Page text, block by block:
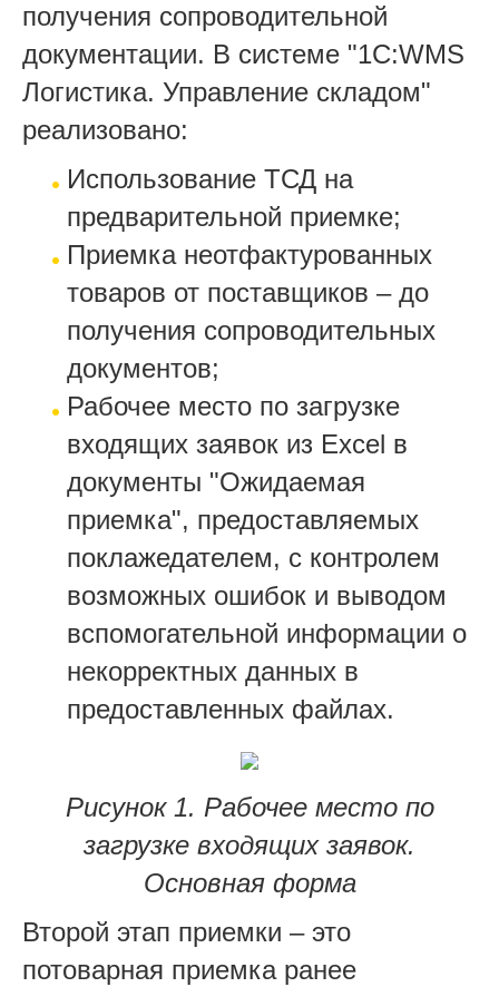
получения сопроводительной
документации. В системе "1С:WMS
Логистика. Управление складом"
реализовано:
Использование ТСД на
предварительной приемке;
Приемка неотфактурованных
товаров от поставщиков – до
получения сопроводительных
документов;
Рабочее место по загрузке
входящих заявок из Excel в
документы "Ожидаемая
приемка", предоставляемых
поклажедателем, с контролем
возможных ошибок и выводом
вспомогательной информации о
некорректных данных в
предоставленных файлах.
Рисунок 1. Рабочее место по
загрузке входящих заявок.
Основная форма
Второй этап приемки – это
потоварная приемка ранее